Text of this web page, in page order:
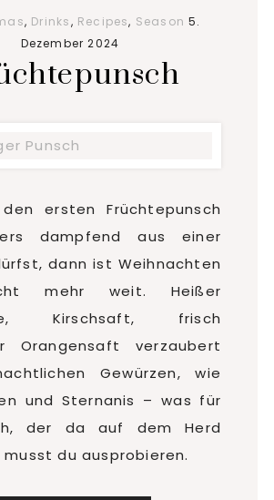
, Drinks, Recipes, Season 5.
Dezember 2024
ersten Früchtepunsch
dampfend aus einer
dann ist Weihnachten
mehr weit. Heißer
Kirschsaft, frisch
Orangensaft verzaubert
Gewürzen, wie
und Sternanis – was für
der da auf dem Herd
du ausprobieren.